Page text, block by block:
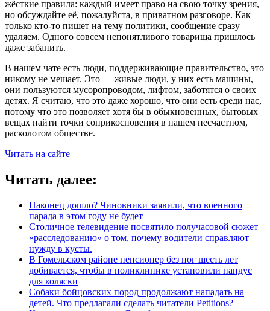
жёсткие правила: каждый имеет право на свою точку зрения,
но обсуждайте её, пожалуйста, в приватном разговоре. Как
только кто-то пишет на тему политики, сообщение сразу
удаляем. Одного совсем непонятливого товарища пришлось
даже забанить.
В нашем чате есть люди, поддерживающие правительство, это
никому не мешает. Это — живые люди, у них есть машины,
они пользуются мусоропроводом, лифтом, заботятся о своих
детях. Я считаю, что это даже хорошо, что они есть среди нас,
потому что это позволяет хотя бы в обыкновенных, бытовых
вещах найти точки соприкосновения в нашем несчастном,
расколотом обществе.
Читать на сайте
Читать далее:
Наконец дошло? Чиновники заявили, что военного
парада в этом году не будет
Столичное телевидение посвятило получасовой сюжет
«расследованию» о том, почему водители справляют
нужду в кусты.
В Гомельском районе пенсионер без ног шесть лет
добивается, чтобы в поликлинике установили пандус
для коляски
Собаки бойцовских пород продолжают нападать на
детей. Что предлагали сделать читатели Petitions?